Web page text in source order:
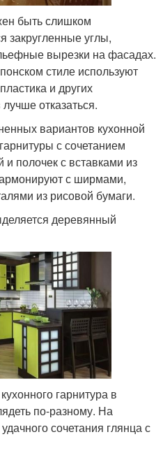
быть слишком
закругленные углы,
вырезки на фасадах.
стиле используют
и других
отказаться.
вариантов кухонной
с сочетанием
полочек с вставками из
с ширмами,
из рисовой бумаги.
деревянный
гарнитура в
по-разному. На
сочетания глянца с